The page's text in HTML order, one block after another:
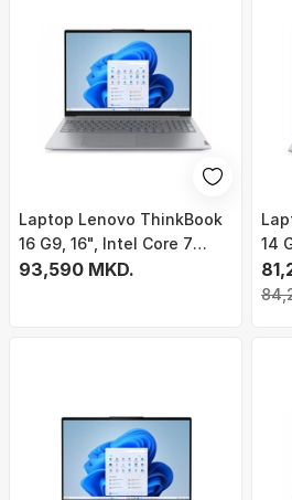
Laptop Lenovo ThinkBook
16 G9, 16", Intel Core 7
240H, 16GB RAM, 512GB
93,590 MKD.
14